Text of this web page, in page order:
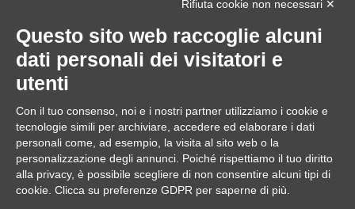
Download
Application Manager
Brochure
ASSISTENZA REMOTA
da utilizzare solo su richiesta di un operatore Edilclima
Rifiuta cookie non necessari ✕
Questo sito web raccoglie alcuni
dati personali dei visitatori e
utenti
Con il tuo consenso, noi e i nostri partner utilizziamo i cookie e
tecnologie simili per archiviare, accedere ed elaborare i dati
personali come, ad esempio, la visita al sito web o la
personalizzazione degli annunci. Poiché rispettiamo il tuo diritto
alla privacy, è possibile scegliere di non consentire alcuni tipi di
cookie. Clicca su preferenze GDPR per saperne di più.